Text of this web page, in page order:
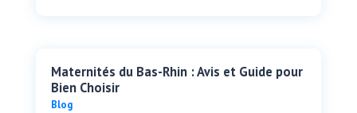
Maternités du Bas-Rhin : Avis et Guide pour
Bien Choisir
Blog